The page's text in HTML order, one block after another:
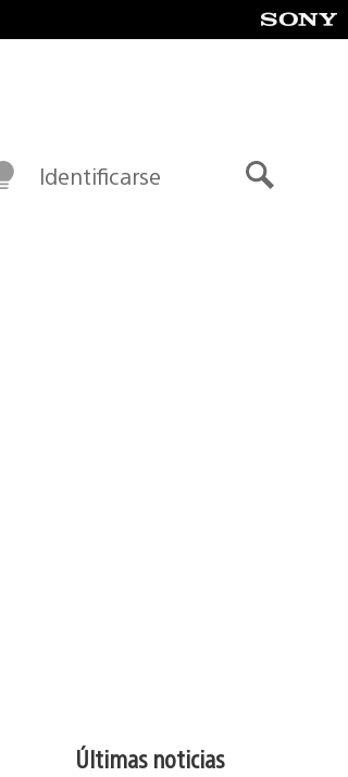
Identificarse
Últimas noticias